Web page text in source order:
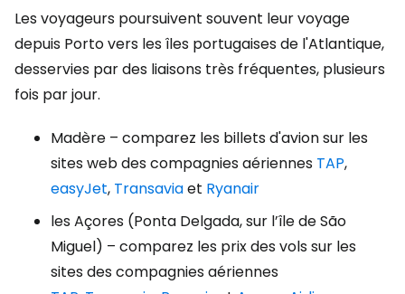
Les voyageurs poursuivent souvent leur voyage
depuis Porto vers les îles portugaises de l'Atlantique,
desservies par des liaisons très fréquentes, plusieurs
fois par jour.
Madère – comparez les billets d'avion sur les
sites web des compagnies aériennes TAP,
easyJet, Transaviaet Ryanair
les Açores (Ponta Delgada, sur l’île de São
Miguel) – comparez les prix des vols sur les
sites des compagnies aériennes